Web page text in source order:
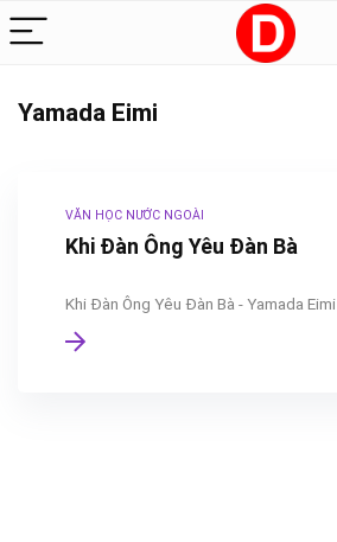
Yamada Eimi
VĂN HỌC NƯỚC NGOÀI
Khi Đàn Ông Yêu Đàn Bà
Khi Đàn Ông Yêu Đàn Bà - Yamada Eimi